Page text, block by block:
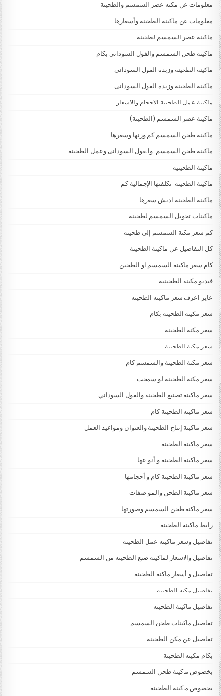
معلومات عن مكنه عصر السمسم والطحينة
معلومات عن ماكينة الطحينة وأسعارها
ماكينه عصر السمسم لطحينه
ماكينه طحن السمسم والفول السودانى بكام
ماكينه الطحينه وزبده الفول السوداني
ماكينه الطحينه وزبدة الفول السودانى
ماكينة عمل الطحينة الاحجام والاسعار
ماكينة عصر السمسم (الطحينة)
ماكينة طحن السمسم كم وزنها وسعرها
ماكينة طحن السمسم والفول السودانى وعمل الطحينه
ماكينة الطحينيه
ماكينة الطحينه تكلفتها الإجمالية كم
ماكينة الطحينة اديش سعرها
ماكينات تحويل السمسم لطحينة
كم سعر مكنة السمسم إلي طحينه
كل التفاصيل عن ماكينة الطحينة
كام سعر ماكينه السمسم او الطحين
فيديو مكينة الطحينية
عايز اعرف سعر ماكينه الطحينه
سعر مكينه الطحينه بكام
سعر مكنه الطحينه
سعر مكنة الطحينة
سعر مكنة الطحينة والسمسم كام
سعر مكنة الطحينة لو سمحت
سعر ماكينه تصنيع الطحينه والفول السوداني
سعر ماكينه الطحينة كام
سعر ماكينة إنتاج الطحينة والعنوان ومواعيد العمل
سعر ماكينة الطحينة
سعر ماكينة الطحينة و أنواعها
سعر ماكينة الطحينة كام و أحجامها
سعر ماكينة الطحن والمواصفات
سعر ماكنة طحن السمسم وصورتها
رابط ماكينه الطحينه
تفاصيل وسعر ماكينه عمل الطحينه
تفاصيل والاسعار لماكينة صنع الطحينة من السمسم
تفاصيل و أسعار ماكنة الطحينة
تفاصيل مكنه الطحينه
تفاصيل ماكينة الطحينه
تفاصيل ماكينات طحن السمسم
تفاصيل عن مكن الطحينه
بكام مكينه الطحينة
بخصوص ماكينة طحن السمسم
بخصوص ماكينة الطحينة